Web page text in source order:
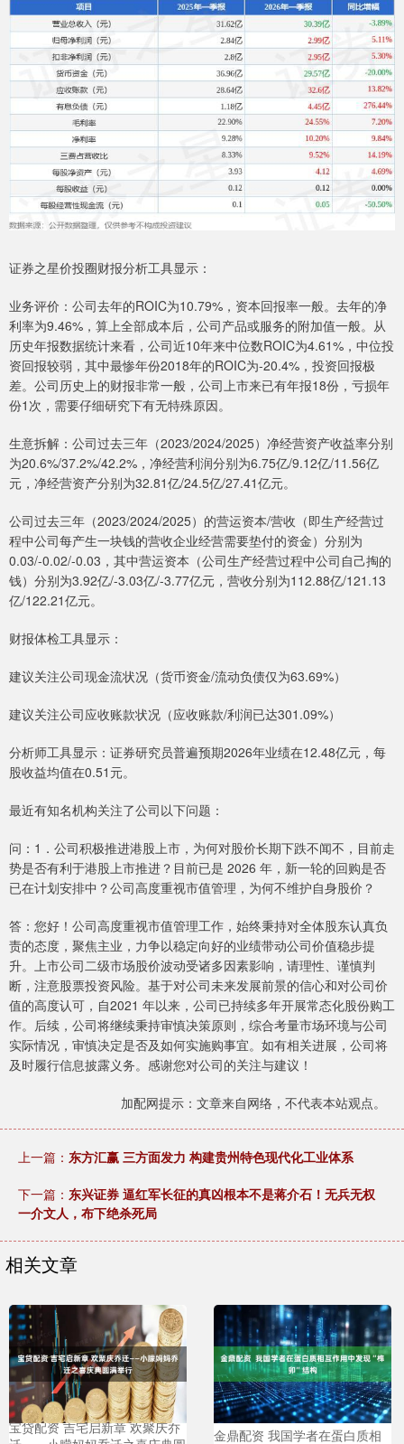
证券之星价投圈财报分析工具显示：
业务评价：公司去年的ROIC为10.79%，资本回报率一般。去年的净
利率为9.46%，算上全部成本后，公司产品或服务的附加值一般。从
历史年报数据统计来看，公司近10年来中位数ROIC为4.61%，中位投
资回报较弱，其中最惨年份2018年的ROIC为-20.4%，投资回报极
差。公司历史上的财报非常一般，公司上市来已有年报18份，亏损年
份1次，需要仔细研究下有无特殊原因。
生意拆解：公司过去三年（2023/2024/2025）净经营资产收益率分别
为20.6%/37.2%/42.2%，净经营利润分别为6.75亿/9.12亿/11.56亿
元，净经营资产分别为32.81亿/24.5亿/27.41亿元。
公司过去三年（2023/2024/2025）的营运资本/营收（即生产经营过
程中公司每产生一块钱的营收企业经营需要垫付的资金）分别为
0.03/-0.02/-0.03，其中营运资本（公司生产经营过程中公司自己掏的
钱）分别为3.92亿/-3.03亿/-3.77亿元，营收分别为112.88亿/121.13
亿/122.21亿元。
财报体检工具显示：
建议关注公司现金流状况（货币资金/流动负债仅为63.69%）
建议关注公司应收账款状况（应收账款/利润已达301.09%）
分析师工具显示：证券研究员普遍预期2026年业绩在12.48亿元，每
股收益均值在0.51元。
最近有知名机构关注了公司以下问题：
问：1．公司积极推进港股上市，为何对股价长期下跌不闻不，目前走
势是否有利于港股上市推进？目前已是 2026 年，新一轮的回购是否
已在计划安排中？公司高度重视市值管理，为何不维护自身股价？
答：您好！公司高度重视市值管理工作，始终秉持对全体股东认真负
责的态度，聚焦主业，力争以稳定向好的业绩带动公司价值稳步提
升。上市公司二级市场股价波动受诸多因素影响，请理性、谨慎判
断，注意股票投资风险。基于对公司未来发展前景的信心和对公司价
值的高度认可，自2021 年以来，公司已持续多年开展常态化股份购工
作。后续，公司将继续秉持审慎决策原则，综合考量市场环境与公司
实际情况，审慎决定是否及如何实施购事宜。如有相关进展，公司将
及时履行信息披露义务。感谢您对公司的关注与建议！
加配网提示：文章来自网络，不代表本站观点。
上一篇： 东方汇赢 三方面发力 构建贵州特色现代化工业体系
下一篇： 东兴证券 逼红军长征的真凶根本不是蒋介石！无兵无权
一介文人，布下绝杀死局
相关文章
宝贷配资 吉宅启新章 欢聚庆乔
金鼎配资 我国学者在蛋白质相